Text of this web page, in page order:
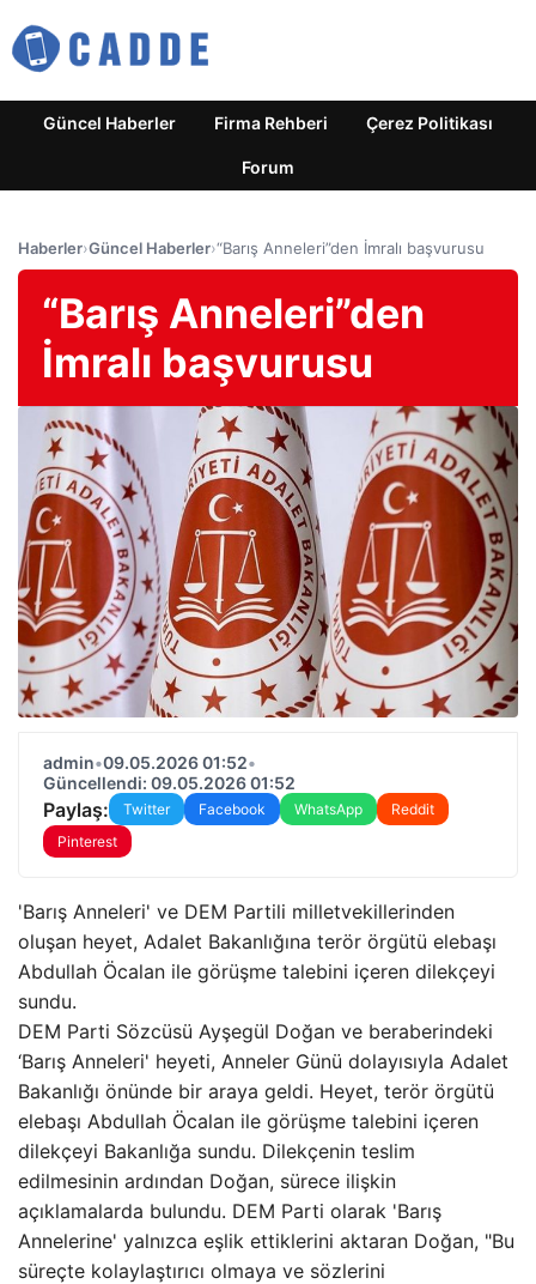
Güncel Haberler Firma Rehberi Çerez Politikası
Forum
Haberler›Güncel Haberler›“Barış Anneleri”den İmralı başvurusu
“Barış Anneleri”den
İmralı başvurusu
admin•09.05.2026 01:52•
Güncellendi: 09.05.2026 01:52
Paylaş: Twitter Facebook WhatsApp
Reddit
Pinterest
'Barış Anneleri' ve DEM Partili milletvekillerinden
oluşan heyet, Adalet Bakanlığına terör örgütü elebaşı
Abdullah Öcalan ile görüşme talebini içeren dilekçeyi
sundu.
DEM Parti Sözcüsü Ayşegül Doğan ve beraberindeki
‘Barış Anneleri' heyeti, Anneler Günü dolayısıyla Adalet
Bakanlığı önünde bir araya geldi. Heyet, terör örgütü
elebaşı Abdullah Öcalan ile görüşme talebini içeren
dilekçeyi Bakanlığa sundu. Dilekçenin teslim
edilmesinin ardından Doğan, sürece ilişkin
açıklamalarda bulundu. DEM Parti olarak 'Barış
Annelerine' yalnızca eşlik ettiklerini aktaran Doğan, "Bu
süreçte kolaylaştırıcı olmaya ve sözlerini